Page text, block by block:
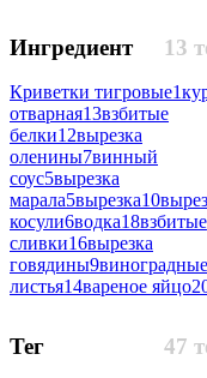
13
Ингредиент
Криветки тигровые1
отварная13взбитые
белки12вырезка
оленины7винный
соус5вырезка
марала5вырезка10
косули6водка18взбитые
сливки16вырезка
говядины9виноградные
листья14вареное яйцо
47
Тег